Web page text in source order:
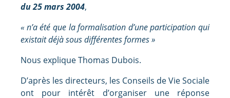
du 25 mars 2004,
« n’a été que la formalisation d’une participation qui
existait déjà sous différentes formes »
Nous explique Thomas Dubois.
D’après les directeurs, les Conseils de Vie Sociale
ont pour intérêt d’organiser une réponse